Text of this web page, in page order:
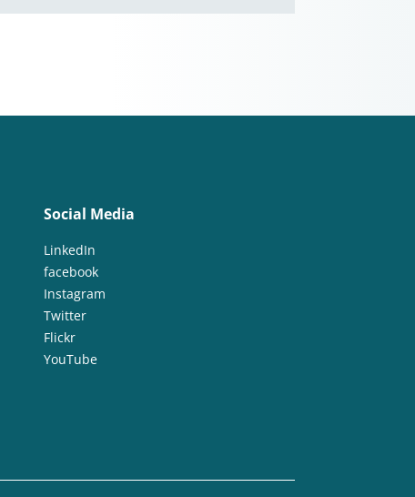
Social Media
LinkedIn
facebook
Instagram
Twitter
Flickr
YouTube